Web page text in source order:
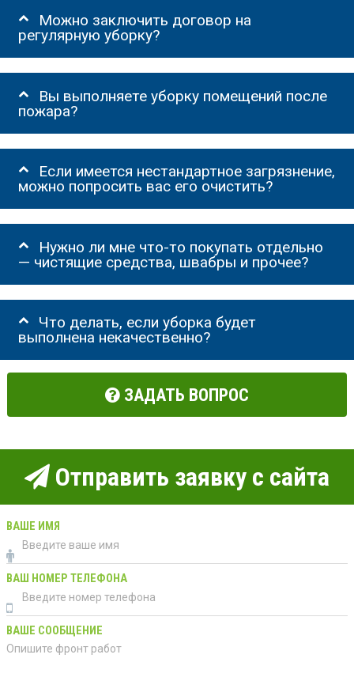
Можно заключить договор на
регулярную уборку?
Вы выполняете уборку помещений после
пожара?
Если имеется нестандартное загрязнение,
можно попросить вас его очистить?
Нужно ли мне что-то покупать отдельно
— чистящие средства, швабры и прочее?
Что делать, если уборка будет
выполнена некачественно?
ЗАДАТЬ ВОПРОС
Отправить заявку с сайта
ВАШЕ ИМЯ
ВАШ НОМЕР ТЕЛЕФОНА
ВАШЕ СООБЩЕНИЕ